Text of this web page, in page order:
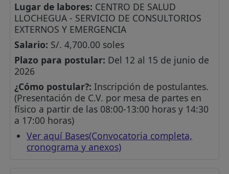
Lugar de labores: CENTRO DE SALUD
LLOCHEGUA - SERVICIO DE CONSULTORIOS
EXTERNOS Y EMERGENCIA
Salario: S/. 4,700.00 soles
Plazo para postular: Del 12 al 15 de junio de
2026
¿Cómo postular?: Inscripción de postulantes.
(Presentación de C.V. por mesa de partes en
físico a partir de las 08:00-13:00 horas y 14:30
a 17:00 horas)
Ver aquí Bases(Convocatoria completa,
cronograma y anexos)